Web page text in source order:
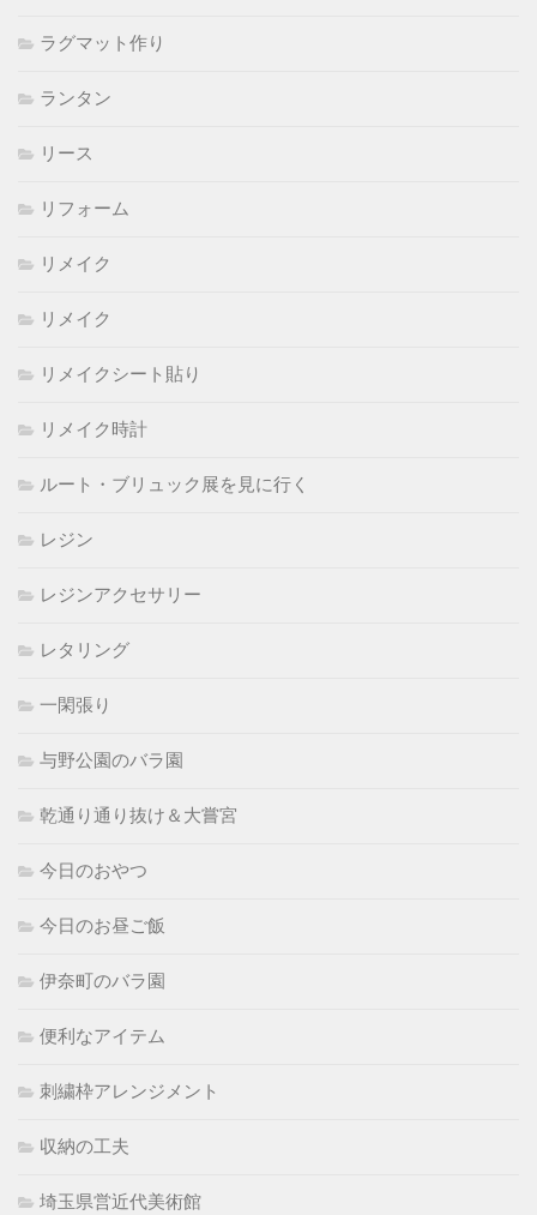
ラグマット作り
ランタン
リース
リフォーム
リメイク
リメイク
リメイクシート貼り
リメイク時計
ルート・ブリュック展を見に行く
レジン
レジンアクセサリー
レタリング
一閑張り
与野公園のバラ園
乾通り通り抜け＆大嘗宮
今日のおやつ
今日のお昼ご飯
伊奈町のバラ園
便利なアイテム
刺繍枠アレンジメント
収納の工夫
埼玉県営近代美術館